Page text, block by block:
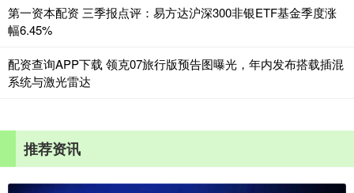
第一资本配资 三季报点评：易方达沪深300非银ETF基金季度涨
幅6.45%
配资查询APP下载 领克07旅行版预告图曝光，年内发布搭载插混
系统与激光雷达
推荐资讯